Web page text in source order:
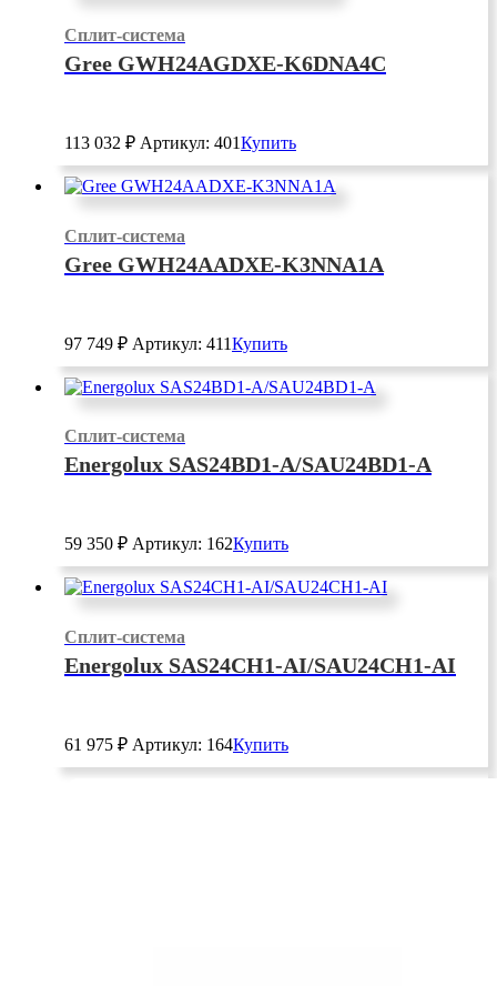
Сплит-система
Gree GWH24AGDXE-K6DNA4C
113 032 ₽ Артикул: 401Купить
Сплит-система
Gree GWH24AADXE-K3NNA1A
97 749 ₽ Артикул: 411Купить
Сплит-система
Energolux SAS24BD1-A/SAU24BD1-A
59 350 ₽ Артикул: 162Купить
Сплит-система
Energolux SAS24CH1-AI/SAU24CH1-AI
61 975 ₽ Артикул: 164Купить